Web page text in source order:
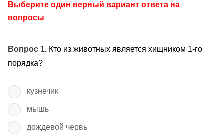
Выберите один верный вариант ответа на
вопросы
Вопрос 1. Кто из животных является хищником 1-го
порядка?
кузнечик
мышь
дождевой червь